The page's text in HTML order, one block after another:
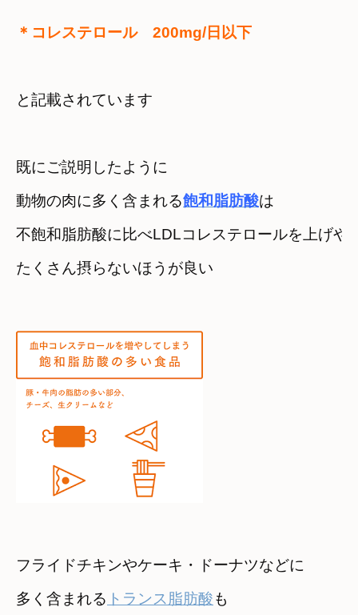
＊コレステロール　200mg/日以下
と記載されています
既にご説明したように
動物の肉に多く含まれる飽和脂肪酸は
不飽和脂肪酸に比べLDLコレステロールを上げや
たくさん摂らないほうが良い
フライドチキンやケーキ・ドーナツなどに
多く含まれる トランス脂肪酸も